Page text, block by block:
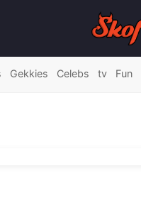
Gekkies Celebs tv Fun